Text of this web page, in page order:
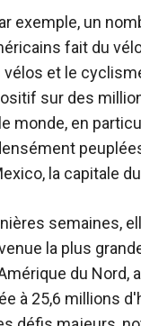
exemple, un
fait du
vélos et le
sur des
monde, en
la capitale
semaines,
la plus
du Nord,
à 25,6 millions